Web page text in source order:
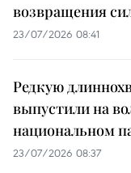
возвращения
23/07/2026 08:41
Редкую
выпустили на
национальном
23/07/2026 08:37